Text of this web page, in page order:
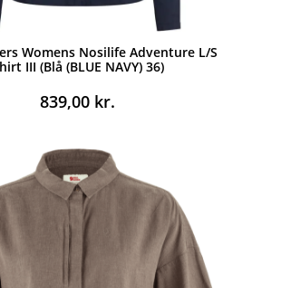
Womens Nosilife Adventure L/S
III (Blå (BLUE NAVY) 36)
839,00 kr.